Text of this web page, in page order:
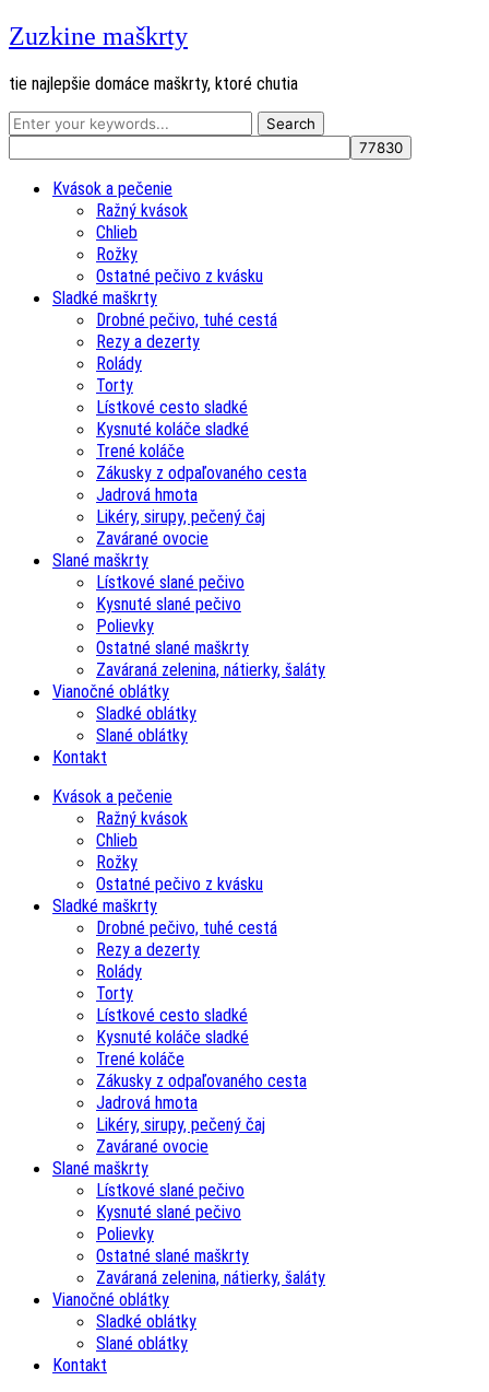
Zuzkine maškrty
tie najlepšie domáce maškrty, ktoré chutia
Kvások a pečenie
Ražný kvások
Chlieb
Rožky
Ostatné pečivo z kvásku
Sladké maškrty
Drobné pečivo, tuhé cestá
Rezy a dezerty
Rolády
Torty
Lístkové cesto sladké
Kysnuté koláče sladké
Trené koláče
Zákusky z odpaľovaného cesta
Jadrová hmota
Likéry, sirupy, pečený čaj
Zavárané ovocie
Slané maškrty
Lístkové slané pečivo
Kysnuté slané pečivo
Polievky
Ostatné slané maškrty
Zaváraná zelenina, nátierky, šaláty
Vianočné oblátky
Sladké oblátky
Slané oblátky
Kontakt
Kvások a pečenie
Ražný kvások
Chlieb
Rožky
Ostatné pečivo z kvásku
Sladké maškrty
Drobné pečivo, tuhé cestá
Rezy a dezerty
Rolády
Torty
Lístkové cesto sladké
Kysnuté koláče sladké
Trené koláče
Zákusky z odpaľovaného cesta
Jadrová hmota
Likéry, sirupy, pečený čaj
Zavárané ovocie
Slané maškrty
Lístkové slané pečivo
Kysnuté slané pečivo
Polievky
Ostatné slané maškrty
Zaváraná zelenina, nátierky, šaláty
Vianočné oblátky
Sladké oblátky
Slané oblátky
Kontakt